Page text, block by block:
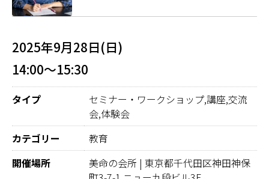
2025年9月28日(日)
14:00～15:30
タイプ
セミナー・ワークショップ,講座,交流
会,体験会
カテゴリー
教育
開催場所
美命の会所 | 東京都千代田区神田神保